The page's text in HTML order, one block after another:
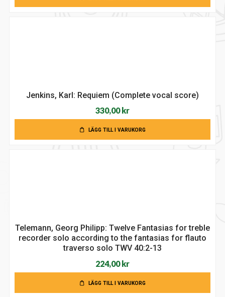
Jenkins, Karl: Requiem (Complete vocal score)
330,00 kr
LÄGG TILL I VARUKORG
Telemann, Georg Philipp: Twelve Fantasias for treble
recorder solo according to the fantasias for flauto
traverso solo TWV 40:2-13
224,00 kr
LÄGG TILL I VARUKORG